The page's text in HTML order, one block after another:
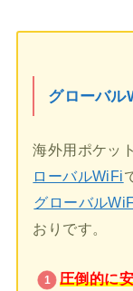
グローバル
海外用ポケッ
ローバルWiFi
グローバル
おりです。
圧倒的に